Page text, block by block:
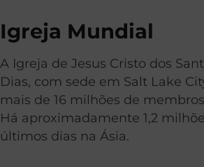
Igreja Mundial
A Igreja de Jesus Cristo dos
Dias, com sede em Salt Lake
mais de 16 milhões de
Há aproximadamente 1,2
últimos dias na Ásia.